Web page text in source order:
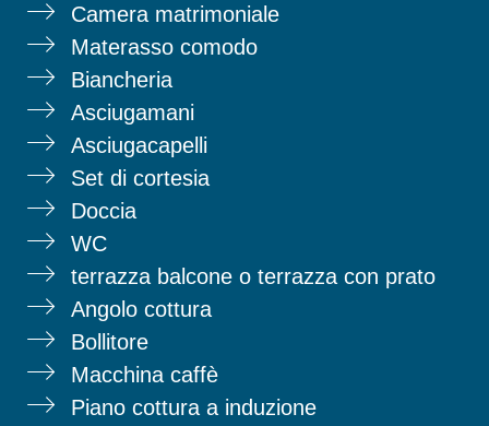
Camera matrimoniale
Materasso comodo
Biancheria
Asciugamani
Asciugacapelli
Set di cortesia
Doccia
WC
terrazza balcone o terrazza con prato
Angolo cottura
Bollitore
Macchina caffè
Piano cottura a induzione